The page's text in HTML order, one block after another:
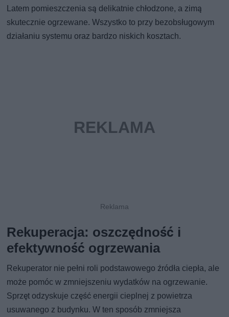
Latem pomieszczenia są delikatnie chłodzone, a zimą
skutecznie ogrzewane. Wszystko to przy bezobsługowym
działaniu systemu oraz bardzo niskich kosztach.
Rekuperacja: oszczędność i
efektywność ogrzewania
Rekuperator nie pełni roli podstawowego źródła ciepła, ale
może pomóc w zmniejszeniu wydatków na ogrzewanie.
Sprzęt odzyskuje część energii cieplnej z powietrza
usuwanego z budynku. W ten sposób zmniejsza